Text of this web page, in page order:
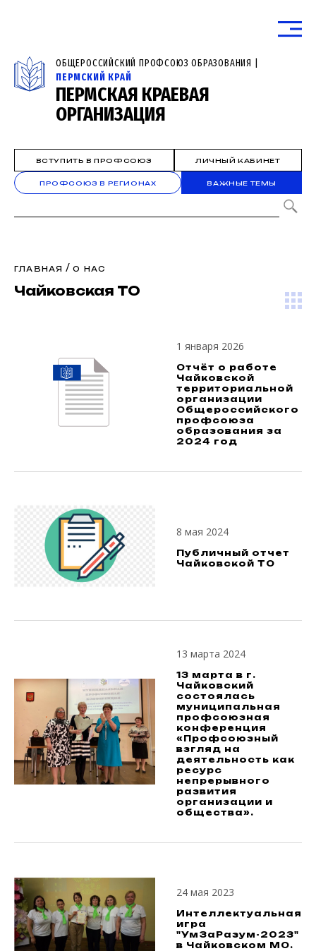
ОБЩЕРОССИЙСКИЙ ПРОФСОЮЗ ОБРАЗОВАНИЯ |
ПЕРМСКИЙ КРАЙ
ПЕРМСКАЯ КРАЕВАЯ
ОРГАНИЗАЦИЯ
ВСТУПИТЬ В ПРОФСОЮЗ ЛИЧНЫЙ КАБИНЕТ
ПРОФСОЮЗ В РЕГИОНАХ ВАЖНЫЕ ТЕМЫ
ГЛАВНАЯ /О НАС
Чайковская ТО
1 января 2026
Отчёт о работе
Чайковской
территориальной
организации
Общероссийского
профсоюза
образования за
2024 год
8 мая 2024
Публичный отчет
Чайковской ТО
13 марта 2024
13 марта в г.
Чайковский
состоялась
муниципальная
профсоюзная
конференция
«Профсоюзный
взгляд на
деятельность как
ресурс
непрерывного
развития
организации и
общества».
24 мая 2023
Интеллектуальная
игра
"УмЗаРазум-2023"
в Чайковском МО.